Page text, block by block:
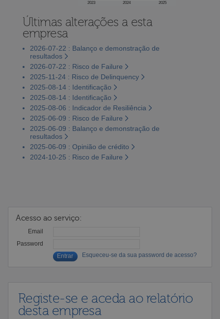
2023 2024 2025
Últimas alterações a esta
empresa
2026-07-22 : Balanço e demonstração de
resultados
2026-07-22 : Risco de Failure
2025-11-24 : Risco de Delinquency
2025-08-14 : Identificação
2025-08-14 : Identificação
2025-08-06 : Indicador de Resiliência
2025-06-09 : Risco de Failure
2025-06-09 : Balanço e demonstração de
resultados
2025-06-09 : Opinião de crédito
2024-10-25 : Risco de Failure
Acesso ao serviço:
Email
Password
Esqueceu-se da sua password de acesso?
Registe-se e aceda ao relatório
desta empresa